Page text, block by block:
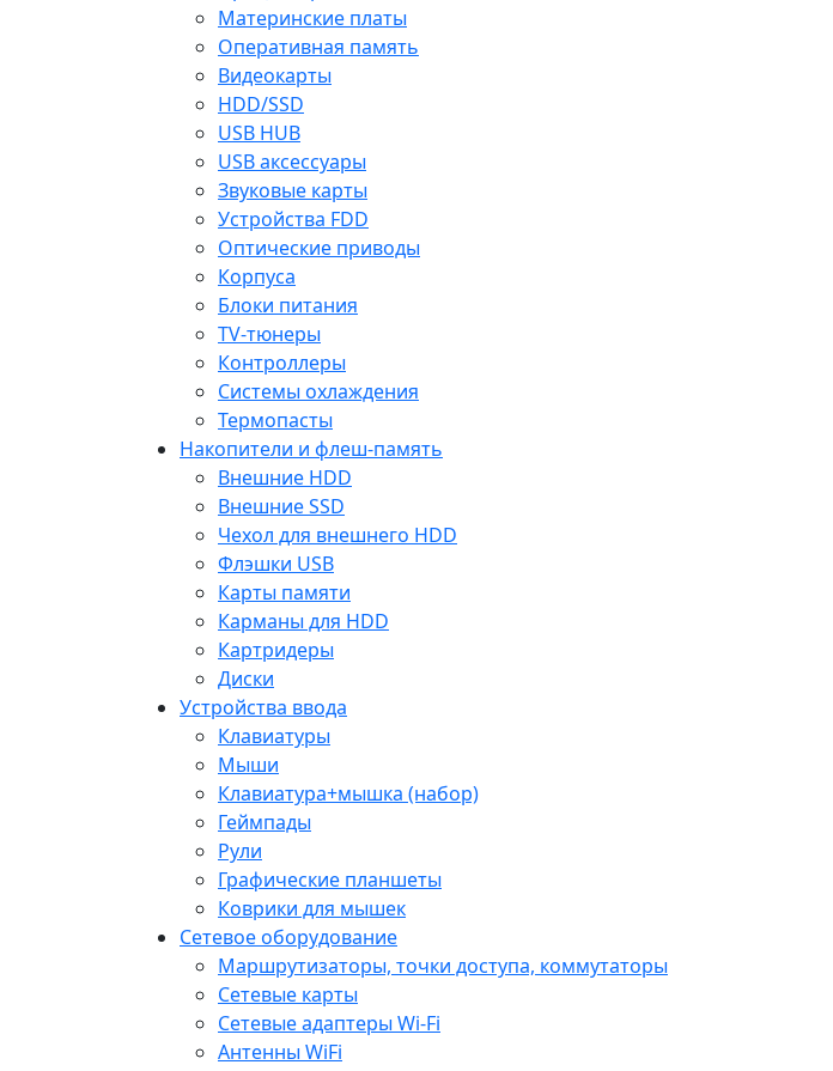
Материнские платы
Оперативная память
Видеокарты
HDD/SSD
USB HUB
USB аксессуары
Звуковые карты
Устройства FDD
Оптические приводы
Корпуса
Блоки питания
TV-тюнеры
Контроллеры
Системы охлаждения
Термопасты
Накопители и флеш-память
Внешние HDD
Внешние SSD
Чехол для внешнего HDD
Флэшки USB
Карты памяти
Карманы для HDD
Картридеры
Диски
Устройства ввода
Клавиатуры
Мыши
Клавиатура+мышка (набор)
Геймпады
Рули
Графические планшеты
Коврики для мышек
Сетевое оборудование
Маршрутизаторы, точки доступа, коммутаторы
Сетевые карты
Сетевые адаптеры Wi-Fi
Антенны WiFi